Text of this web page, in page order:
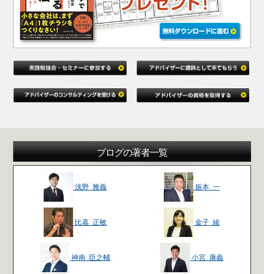
ブログの著者一覧
浅野 雅義 振本 一
比嘉 正敏 金子 綾
神南 臣之輔 小宮 康義